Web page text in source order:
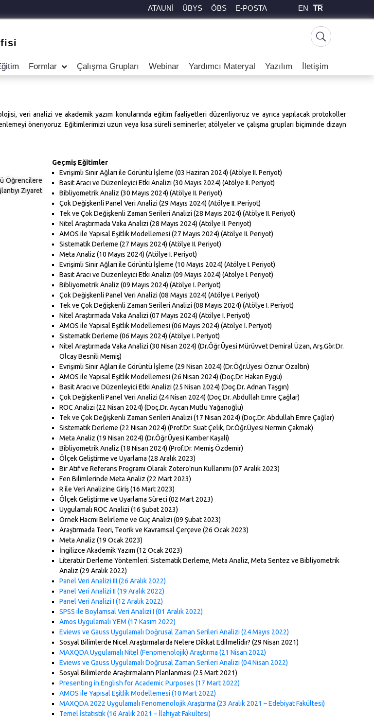
ATAUNİ ÜBYS ÖBS E-POSTA EN TR
Formlar Çalışma Grupları Webinar Yardımcı Materyal Yazılım İletişim
veri analizi ve akademik yazım konularında eğitim faaliyetleri düzenliyoruz ve ayrıca yapılacak protokoller
öneriyoruz. Eğitimlerimizi uzun veya kısa süreli seminerler, atölyeler ve çalışma grupları biçiminde dizayn
Öğrencilere
Ziyaret
Geçmiş Eğitimler
Evrişimli Sinir Ağları ile Görüntü İşleme (03 Haziran 2024) (Atölye II. Periyot)
Basit Aracı ve Düzenleyici Etki Analizi (30 Mayıs 2024) (Atölye II. Periyot)
Bibliyometrik Analiz (30 Mayıs 2024) (Atölye II. Periyot)
Çok Değişkenli Panel Veri Analizi (29 Mayıs 2024) (Atölye II. Periyot)
Tek ve Çok Değişkenli Zaman Serileri Analizi (28 Mayıs 2024) (Atölye II. Periyot)
Nitel Araştırmada Vaka Analizi (28 Mayıs 2024) (Atölye II. Periyot)
AMOS ile Yapısal Eşitlik Modellemesi (27 Mayıs 2024) (Atölye II. Periyot)
Sistematik Derleme (27 Mayıs 2024) (Atölye II. Periyot)
Meta Analiz (10 Mayıs 2024) (Atölye I. Periyot)
Evrişimli Sinir Ağları ile Görüntü İşleme (10 Mayıs 2024) (Atölye I. Periyot)
Basit Aracı ve Düzenleyici Etki Analizi (09 Mayıs 2024) (Atölye I. Periyot)
Bibliyometrik Analiz (09 Mayıs 2024) (Atölye I. Periyot)
Çok Değişkenli Panel Veri Analizi (08 Mayıs 2024) (Atölye I. Periyot)
Tek ve Çok Değişkenli Zaman Serileri Analizi (08 Mayıs 2024) (Atölye I. Periyot)
Nitel Araştırmada Vaka Analizi (07 Mayıs 2024) (Atölye I. Periyot)
AMOS ile Yapısal Eşitlik Modellemesi (06 Mayıs 2024) (Atölye I. Periyot)
Sistematik Derleme (06 Mayıs 2024) (Atölye I. Periyot)
Nitel Araştırmada Vaka Analizi (30 Nisan 2024) (Dr.Öğr.Üyesi Mürüvvet Demiral Üzan, Arş.Gör.Dr.
Olcay Besnili Memiş)
Evrişimli Sinir Ağları ile Görüntü İşleme (29 Nisan 2024) (Dr.Öğr.Üyesi Öznur Özaltın)
AMOS ile Yapısal Eşitlik Modellemesi (26 Nisan 2024) (Doç.Dr. Hakan Eygü)
Basit Aracı ve Düzenleyici Etki Analizi (25 Nisan 2024) (Doç.Dr. Adnan Taşgın)
Çok Değişkenli Panel Veri Analizi (24 Nisan 2024) (Doç.Dr. Abdullah Emre Çağlar)
ROC Analizi (22 Nisan 2024) (Doç.Dr. Aycan Mutlu Yağanoğlu)
Tek ve Çok Değişkenli Zaman Serileri Analizi (17 Nisan 2024) (Doç.Dr. Abdullah Emre Çağlar)
Sistematik Derleme (22 Nisan 2024) (Prof.Dr. Suat Çelik, Dr.Öğr.Üyesi Nermin Çakmak)
Meta Analiz (19 Nisan 2024) (Dr.Öğr.Üyesi Kamber Kaşali)
Bibliyometrik Analiz (18 Nisan 2024) (Prof.Dr. Memiş Özdemir)
Ölçek Geliştirme ve Uyarlama (28 Aralık 2023)
Bir Atıf ve Referans Programı Olarak Zotero’nun Kullanımı (07 Aralık 2023)
Fen Bilimlerinde Meta Analiz (22 Mart 2023)
R ile Veri Analizine Giriş (16 Mart 2023)
Ölçek Geliştirme ve Uyarlama Süreci (02 Mart 2023)
Uygulamalı ROC Analizi (16 Şubat 2023)
Örnek Hacmi Belirleme ve Güç Analizi (09 Şubat 2023)
Araştırmada Teori, Teorik ve Kavramsal Çerçeve (26 Ocak 2023)
Meta Analiz (19 Ocak 2023)
İngilizce Akademik Yazım (12 Ocak 2023)
Literatür Derleme Yöntemleri: Sistematik Derleme, Meta Analiz, Meta Sentez ve Bibliyometrik
Analiz (29 Aralık 2022)
Panel Veri Analizi III (26 Aralık 2022)
Panel Veri Analizi II (19 Aralık 2022)
Panel Veri Analizi I (12 Aralık 2022)
SPSS ile Boylamsal Veri Analizi I (01 Aralık 2022)
Amos Uygulamalı YEM (17 Kasım 2022)
Eviews ve Gauss Uygulamalı Doğrusal Zaman Serileri Analizi (24 Mayıs 2022)
Sosyal Bilimlerde Nicel Araştırmalarda Nelere Dikkat Edilmelidir? (29 Nisan 2021)
MAXQDA Uygulamalı Nitel (Fenomenolojik) Araştırma (21 Nisan 2022)
Eviews ve Gauss Uygulamalı Doğrusal Zaman Serileri Analizi (04 Nisan 2022)
Sosyal Bilimlerde Araştırmaların Planlanması (25 Mart 2021)
Presenting in English for Academic Purposes (17 Mart 2022)
AMOS ile Yapısal Eşitlik Modellemesi (10 Mart 2022)
MAXQDA 2022 Uygulamalı Fenomenolojik Araştırma (23 Aralık 2021 – Edebiyat Fakültesi)
Temel İstatistik (16 Aralık 2021 – İlahiyat Fakültesi)